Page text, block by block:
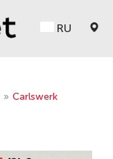
RU
» Carlswerk